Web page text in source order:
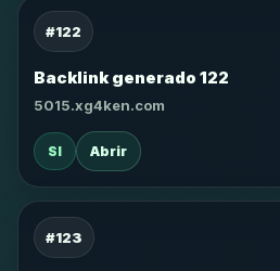
#122
Backlink generado 122
5015.xg4ken.com
SI Abrir
#123